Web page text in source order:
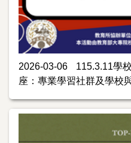
2026-03-06
115.3.11學
座：專業學習社群及學校